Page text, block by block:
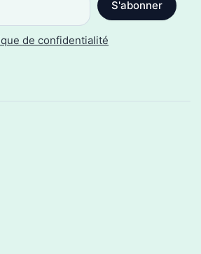
de confidentialité